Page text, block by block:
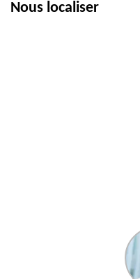
Nous localiser